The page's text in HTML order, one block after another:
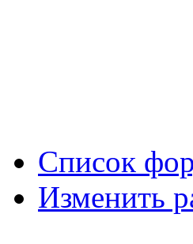
Список
Изменить